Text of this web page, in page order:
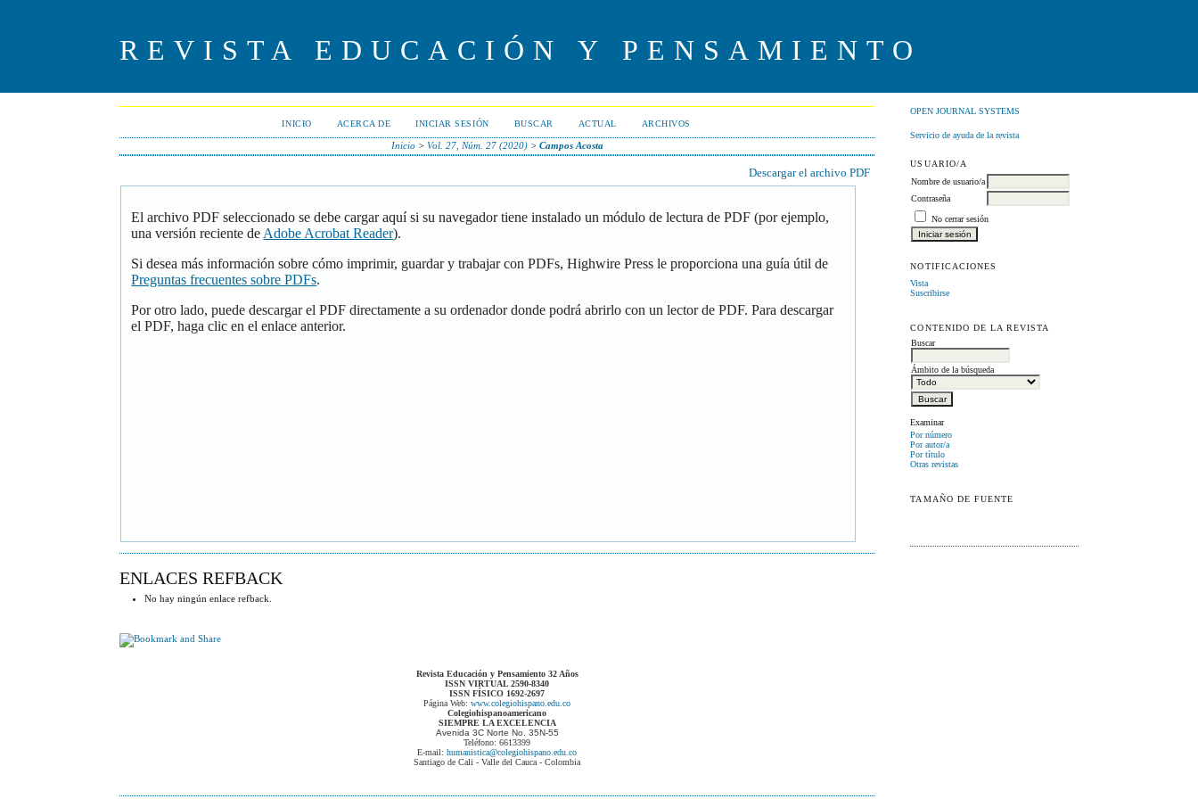
REVISTA EDUCACIÓN Y PENSAMIENTO
OPEN JOURNAL SYSTEMS
Servicio de ayuda de la revista
USUARIO/A
Nombre de usuario/a
Contraseña
No cerrar sesión
NOTIFICACIONES
Vista
Suscribirse
CONTENIDO DE LA REVISTA
Buscar
Ámbito de la búsqueda
Examinar
Por número
Por autor/a
Por título
Otras revistas
TAMAÑO DE FUENTE
INICIO ACERCA DE INICIAR SESIÓN BUSCAR ACTUAL ARCHIVOS
Inicio> Vol. 27, Núm. 27 (2020)> Campos Acosta
Descargar el archivo PDF
El archivo PDF seleccionado se debe cargar aquí si su navegador tiene instalado un módulo de lectura de PDF (por ejemplo,
una versión reciente de Adobe Acrobat Reader).
Si desea más información sobre cómo imprimir, guardar y trabajar con PDFs, Highwire Press le proporciona una guía útil de
Preguntas frecuentes sobre PDFs.
Por otro lado, puede descargar el PDF directamente a su ordenador donde podrá abrirlo con un lector de PDF. Para descargar
el PDF, haga clic en el enlace anterior.
ENLACES REFBACK
No hay ningún enlace refback.
Revista Educación y Pensamiento 32 Años
ISSN VIRTUAL 2590-8340
ISSN FÍSICO 1692-2697
Página Web:www.colegiohispano.edu.co
Colegiohispanoamericano
SIEMPRE LA EXCELENCIA
Avenida 3C Norte No. 35N-55
Teléfono: 6613399
E-mail:humanistica@colegiohispano.edu.co
Santiago de Cali - Valle del Cauca - Colombia